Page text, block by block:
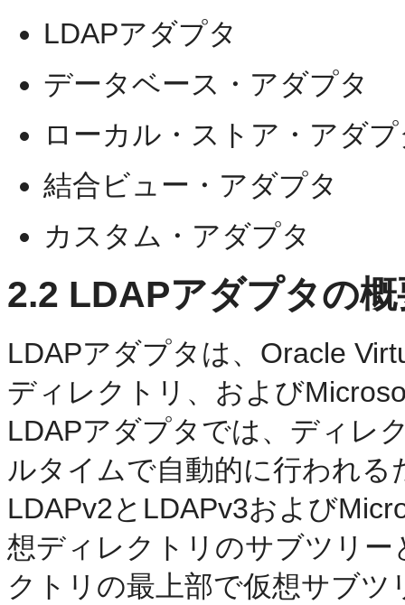
LDAPアダプタ
データベース・アダプタ
ローカル・ストア・アダ
結合ビュー・アダプタ
カスタム・アダプタ
2.2 LDAPアダプタの概
LDAPアダプタは、Oracle
ディレクトリ、および
LDAPアダプタでは、ディレ
ルタイムで自動的に行われ
LDAPv2とLDAPv3および
想ディレクトリのサブツリ
クトリの最上部で仮想サブ